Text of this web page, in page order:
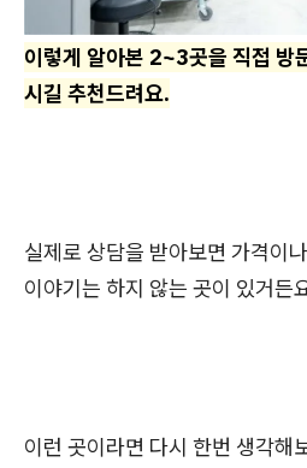
이렇게 알아본 2~3곳을 직접 방
시길 추천드려요.
실제로 상담을 받아보면 가격이
이야기는 하지 않는 곳이 있거든
이런 곳이라면 다시 한번 생각해